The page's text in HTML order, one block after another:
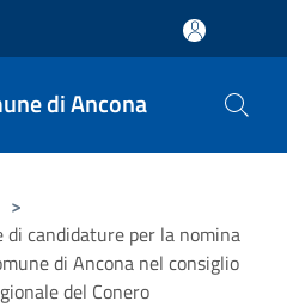
di Ancona
>
candidature per la nomina
di Ancona nel consiglio
del Conero